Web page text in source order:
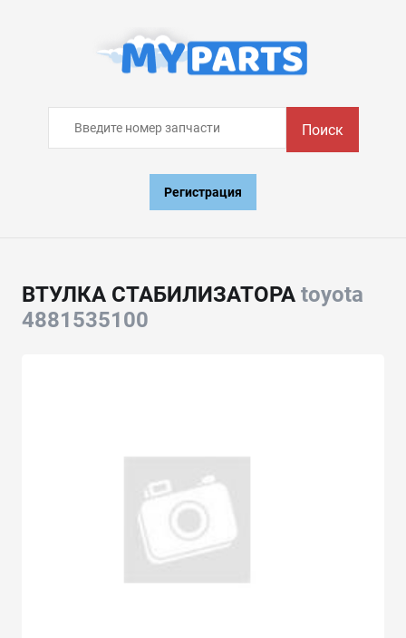
Поиск
Регистрация
ВТУЛКА СТАБИЛИЗАТОРА toyota
4881535100